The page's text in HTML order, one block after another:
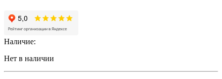
Наличие:
Нет в наличии